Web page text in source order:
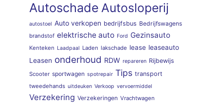
Autoschade Autosloperij
autostoel Auto verkopen bedrijfsbus Bedrijfswagens
brandstof elektrische auto Ford Gezinsauto
Kenteken Laadpaal Laden lakschade lease leaseauto
Leasen onderhoud RDW repareren Rijbewijs
Scooter sportwagen spotrepair Tips transport
tweedehands uitdeuken Verkoop vervoermiddel
Verzekering Verzekeringen Vrachtwagen